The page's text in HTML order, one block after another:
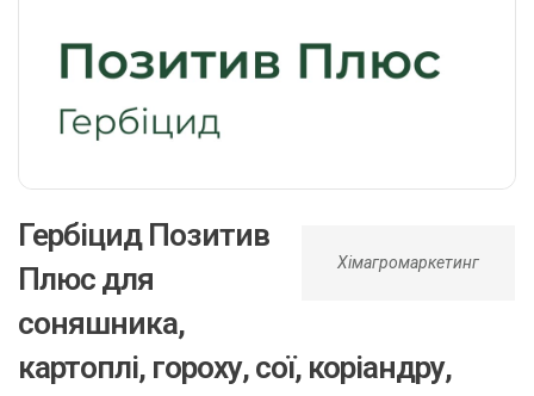
Хімагромаркетинг
Гербіцид Позитив
Плюс для
соняшника,
картоплі, гороху, сої, коріандру,